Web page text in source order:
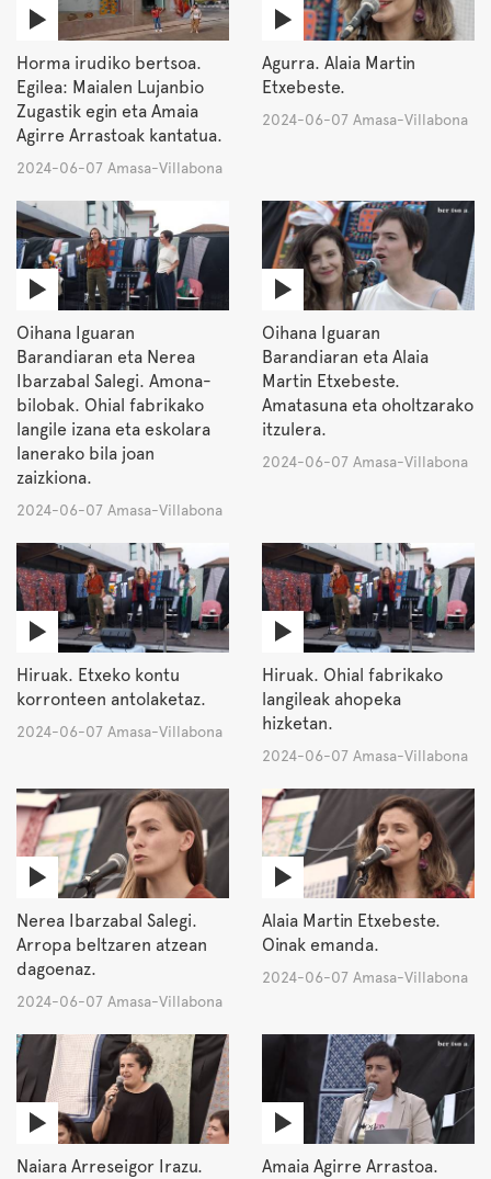
Horma irudiko bertsoa.
Egilea: Maialen Lujanbio
Zugastik egin eta Amaia
Agirre Arrastoak kantatua.
2024-06-07 Amasa-Villabona
Agurra. Alaia Martin
Etxebeste.
2024-06-07 Amasa-Villabona
Oihana Iguaran
Barandiaran eta Nerea
Ibarzabal Salegi. Amona-
bilobak. Ohial fabrikako
langile izana eta eskolara
lanerako bila joan
zaizkiona.
2024-06-07 Amasa-Villabona
Oihana Iguaran
Barandiaran eta Alaia
Martin Etxebeste.
Amatasuna eta oholtzarako
itzulera.
2024-06-07 Amasa-Villabona
Hiruak. Etxeko kontu
korronteen antolaketaz.
2024-06-07 Amasa-Villabona
Hiruak. Ohial fabrikako
langileak ahopeka
hizketan.
2024-06-07 Amasa-Villabona
Nerea Ibarzabal Salegi.
Arropa beltzaren atzean
dagoenaz.
2024-06-07 Amasa-Villabona
Alaia Martin Etxebeste.
Oinak emanda.
2024-06-07 Amasa-Villabona
Naiara Arreseigor Irazu.
Amaia Agirre Arrastoa.